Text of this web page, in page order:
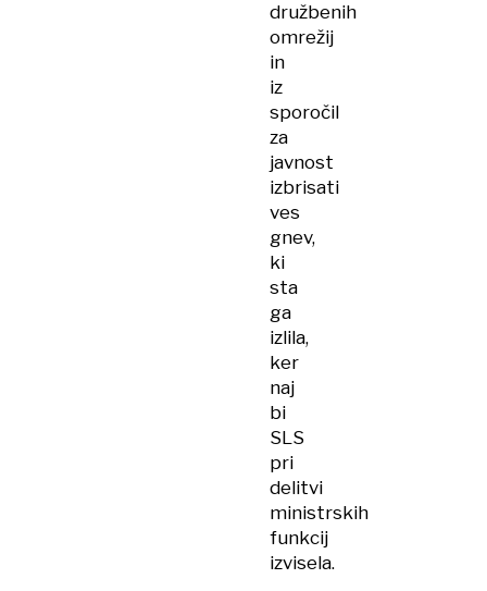
družbenih
omrežij
in
iz
sporočil
za
javnost
izbrisati
ves
gnev,
ki
sta
ga
izlila,
ker
naj
bi
SLS
pri
delitvi
ministrskih
funkcij
izvisela.